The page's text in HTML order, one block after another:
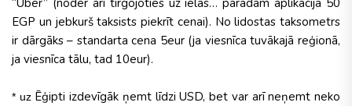
“Uber” (noder arī tirgojoties uz ielas… parādam aplikācijā 50
EGP un jebkurš taksists piekrīt cenai). No lidostas taksometrs
ir dārgāks – standarta cena 5eur (ja viesnīca tuvākajā reģionā,
ja viesnīca tālu, tad 10eur).
* uz Ēģipti izdevīgāk ņemt līdzi USD, bet var arī neņemt neko